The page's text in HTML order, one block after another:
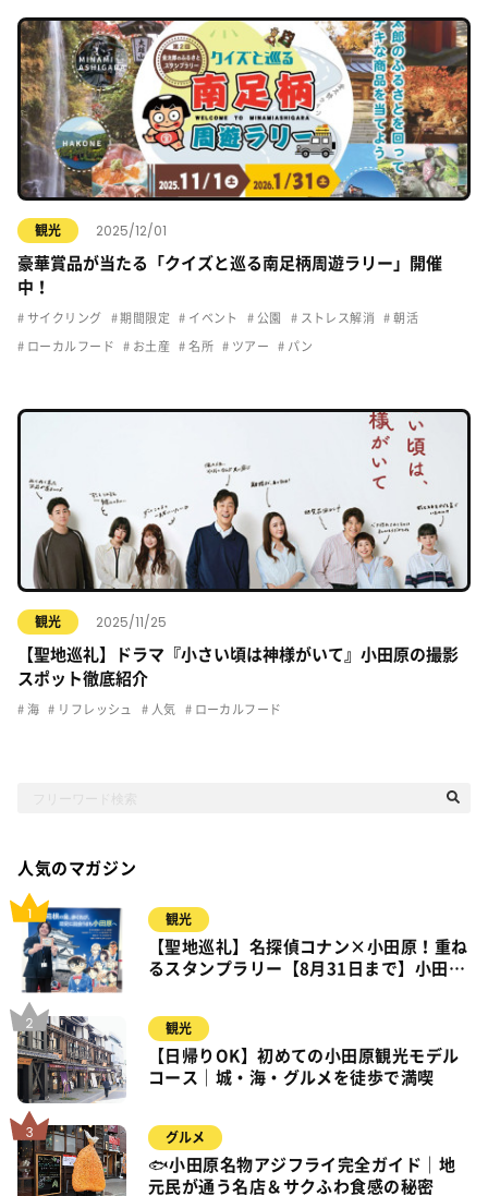
観光 2025/12/01
豪華賞品が当たる「クイズと巡る南足柄周遊ラリー」開催
中！
サイクリング 期間限定 イベント 公園 ストレス解消 朝活
ローカルフード お土産 名所 ツアー パン
観光 2025/11/25
【聖地巡礼】ドラマ『小さい頃は神様がいて』小田原の撮影
スポット徹底紹介
海 リフレッシュ 人気 ローカルフード
人気のマガジン
観光
【聖地巡礼】名探偵コナン×小田原！重ね
るスタンプラリー【8月31日まで】小田
観光
【日帰りOK】初めての小田原観光モデル
コース｜城・海・グルメを徒歩で満喫
グルメ
🐟小田原名物アジフライ完全ガイド｜地
元民が通う名店＆サクふわ食感の秘密